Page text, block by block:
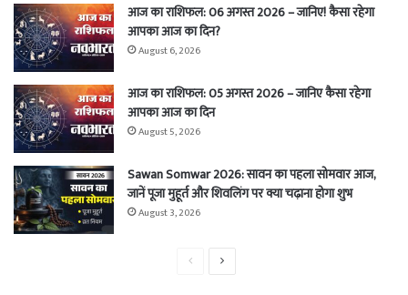
आज का राशिफल: 06 अगस्त 2026 – जानिए! कैसा रहेगा
आपका आज का दिन?
August 6, 2026
आज का राशिफल: 05 अगस्त 2026 – जानिए कैसा रहेगा
आपका आज का दिन
August 5, 2026
Sawan Somwar 2026: सावन का पहला सोमवार आज,
जानें पूजा मुहूर्त और शिवलिंग पर क्या चढ़ाना होगा शुभ
August 3, 2026
PreviousNext